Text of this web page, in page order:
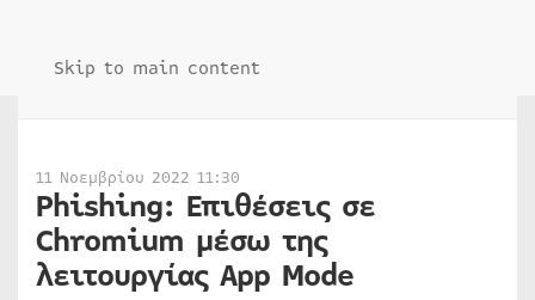
Skip to main content
11 Νοεμβρίου 2022 11:30
Phishing: Επιθέσεις σε
Chromium μέσω της
λειτουργίας App Mode